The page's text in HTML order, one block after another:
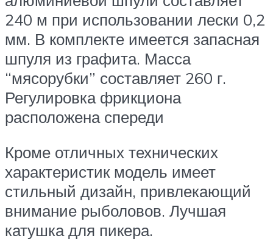
240 м при использовании лески 0,2
мм. В комплекте имеется запасная
шпуля из графита. Масса
“мясорубки” составляет 260 г.
Регулировка фрикциона
расположена спереди
Кроме отличных технических
характеристик модель имеет
стильный дизайн, привлекающий
внимание рыболовов. Лучшая
катушка для пикера.